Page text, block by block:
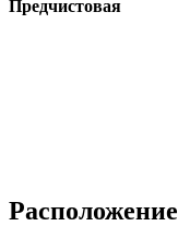
Предчистовая
Расположение